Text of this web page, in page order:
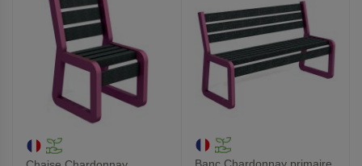
Banc Chardonnay primaire